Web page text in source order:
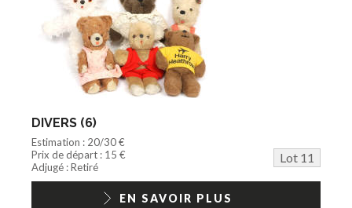
DIVERS (6)
Estimation : 20/30 €
Prix de départ : 15 €
Lot 11
Adjugé : Retiré
EN SAVOIR PLUS